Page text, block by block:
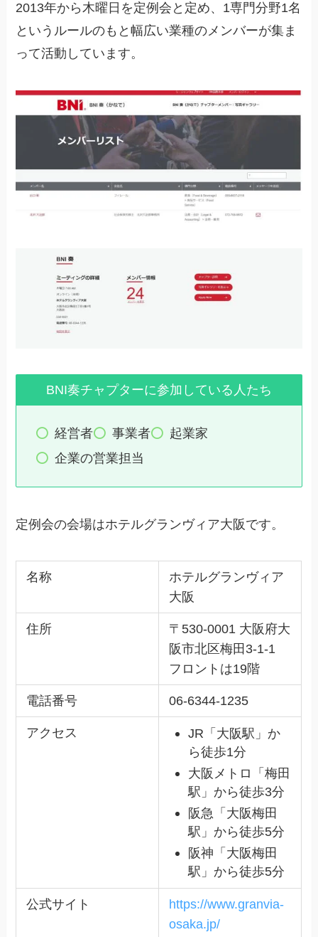
2013年から木曜日を定例会と定め、1専門分野1名
というルールのもと幅広い業種のメンバーが集ま
って活動しています。
BNI奏チャプターに参加している人たち
経営者 事業者
起業家
企業の営業担当
定例会の会場はホテルグランヴィア大阪です。
名称
ホテルグランヴィア
大阪
住所
〒530-0001 大阪府大
阪市北区梅田3-1-1
フロントは19階
電話番号 06-6344-1235
アクセス
JR「大阪駅」か
ら徒歩1分
大阪メトロ「梅田
駅」から徒歩3分
阪急「大阪梅田
駅」から徒歩5分
阪神「大阪梅田
駅」から徒歩5分
公式サイト
https://www.granvia-
osaka.jp/